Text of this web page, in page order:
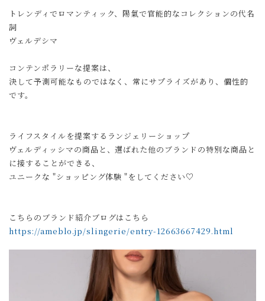
トレンディでロマンティック、陽氣で官能的なコレクションの代名
詞
ヴェルデシマ
コンテンポラリーな提案は、
決して予測可能なものではなく、常にサプライズがあり、個性的
です。
ライフスタイルを提案するランジェリーショップ
ヴェルディッシマの商品と、選ばれた他のブランドの特別な商品と
に接することができる、
ユニークな "ショッピング体験 "をしてください♡
こちらのブランド紹介ブログはこちら
https://ameblo.jp/slingerie/entry-12663667429.html